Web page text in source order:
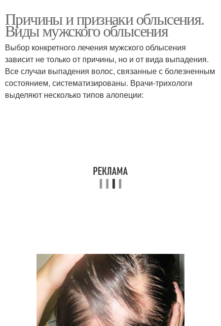
Причины и признаки облысения.
Виды мужского облысения
Выбор конкретного лечения мужского облысения
зависит не только от причины, но и от вида выпадения.
Все случаи выпадения волос, связанные с болезненным
состоянием, систематизированы. Врачи-трихологи
выделяют несколько типов алопеции: